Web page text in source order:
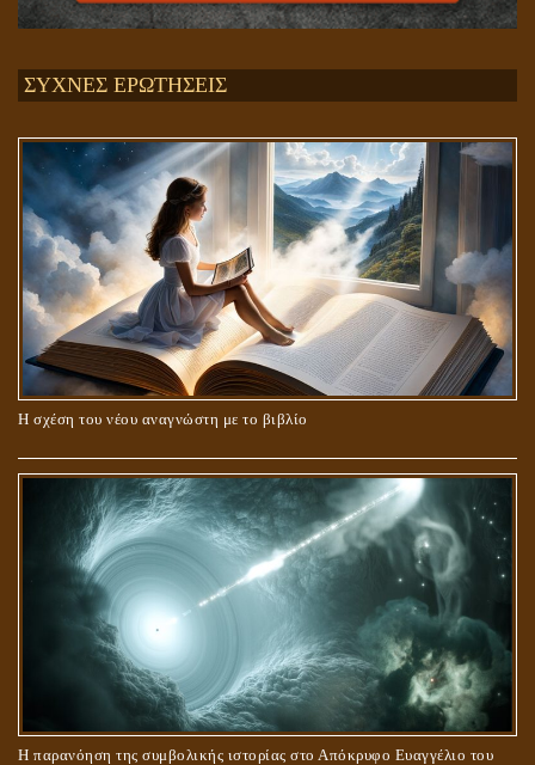
ΣΥΧΝΕΣ ΕΡΩΤΗΣΕΙΣ
Η σχέση του νέου αναγνώστη με το βιβλίο
Η παρανόηση της συμβολικής ιστορίας στο Απόκρυφο Ευαγγέλιο του